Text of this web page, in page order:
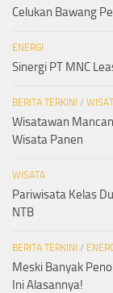
Celukan Bawang
ENERGI
Sinergi PT MNC
BERITA TERKINI /
Wisatawan
Wisata Panen
WISATA
Pariwisata Kelas
NTB
BERITA TERKINI /
Meski Banyak
Ini Alasannya!